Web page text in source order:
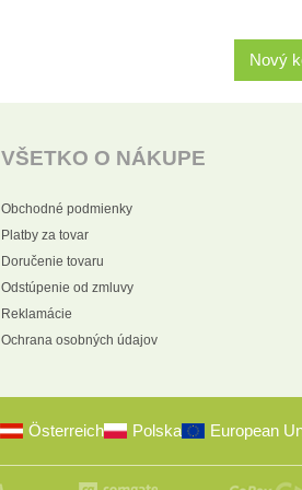
Nový
VŠETKO O NÁKUPE
Obchodné podmienky
Platby za tovar
Doručenie tovaru
Odstúpenie od zmluvy
Reklamácie
Ochrana osobných údajov
Österreich Polska European